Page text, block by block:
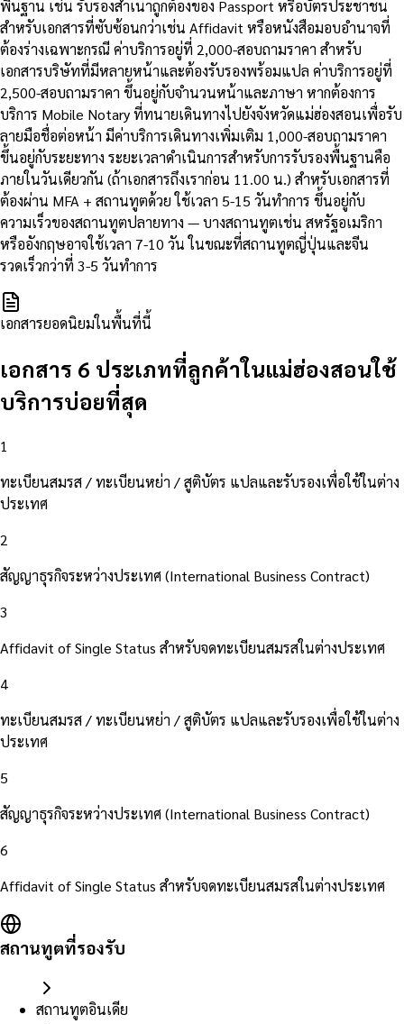
พื้นฐาน เช่น รับรองสำเนาถูกต้องของ Passport หรือบัตรประชาชน
สำหรับเอกสารที่ซับซ้อนกว่าเช่น Affidavit หรือหนังสือมอบอำนาจที่
ต้องร่างเฉพาะกรณี ค่าบริการอยู่ที่ 2,000-สอบถามราคา สำหรับ
เอกสารบริษัทที่มีหลายหน้าและต้องรับรองพร้อมแปล ค่าบริการอยู่ที่
2,500-สอบถามราคา ขึ้นอยู่กับจำนวนหน้าและภาษา หากต้องการ
บริการ Mobile Notary ที่ทนายเดินทางไปยังจังหวัดแม่ฮ่องสอนเพื่อรับ
ลายมือชื่อต่อหน้า มีค่าบริการเดินทางเพิ่มเติม 1,000-สอบถามราคา
ขึ้นอยู่กับระยะทาง ระยะเวลาดำเนินการสำหรับการรับรองพื้นฐานคือ
ภายในวันเดียวกัน (ถ้าเอกสารถึงเราก่อน 11.00 น.) สำหรับเอกสารที่
ต้องผ่าน MFA + สถานทูตด้วย ใช้เวลา 5-15 วันทำการ ขึ้นอยู่กับ
ความเร็วของสถานทูตปลายทาง — บางสถานทูตเช่น สหรัฐอเมริกา
หรืออังกฤษอาจใช้เวลา 7-10 วัน ในขณะที่สถานทูตญี่ปุ่นและจีน
รวดเร็วกว่าที่ 3-5 วันทำการ
เอกสารยอดนิยมในพื้นที่นี้
เอกสาร 6 ประเภทที่ลูกค้าในแม่ฮ่องสอนใช้
บริการบ่อยที่สุด
1
ทะเบียนสมรส / ทะเบียนหย่า / สูติบัตร แปลและรับรองเพื่อใช้ในต่าง
ประเทศ
2
สัญญาธุรกิจระหว่างประเทศ (International Business Contract)
3
Affidavit of Single Status สำหรับจดทะเบียนสมรสในต่างประเทศ
4
ทะเบียนสมรส / ทะเบียนหย่า / สูติบัตร แปลและรับรองเพื่อใช้ในต่าง
ประเทศ
5
สัญญาธุรกิจระหว่างประเทศ (International Business Contract)
6
Affidavit of Single Status สำหรับจดทะเบียนสมรสในต่างประเทศ
สถานทูตที่รองรับ
สถานทูตอินเดีย